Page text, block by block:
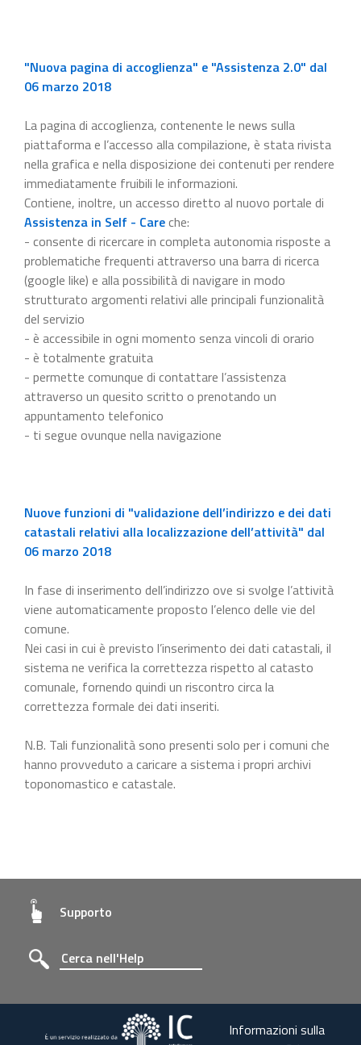
"Nuova pagina di accoglienza" e "Assistenza 2.0" dal
06 marzo 2018
La pagina di accoglienza, contenente le news sulla
piattaforma e l’accesso alla compilazione, è stata rivista
nella grafica e nella disposizione dei contenuti per rendere
immediatamente fruibili le informazioni.
Contiene, inoltre, un accesso diretto al nuovo portale di
Assistenza in Self - Careche:
- consente di ricercare in completa autonomia risposte a
problematiche frequenti attraverso una barra di ricerca
(google like) e alla possibilità di navigare in modo
strutturato argomenti relativi alle principali funzionalità
del servizio
- è accessibile in ogni momento senza vincoli di orario
- è totalmente gratuita
- permette comunque di contattare l’assistenza
attraverso un quesito scritto o prenotando un
appuntamento telefonico
- ti segue ovunque nella navigazione
Nuove funzioni di "validazione dell’indirizzo e dei dati
catastali relativi alla localizzazione dell’attività" dal
06 marzo 2018
In fase di inserimento dell’indirizzo ove si svolge l’attività
viene automaticamente proposto l’elenco delle vie del
comune.
Nei casi in cui è previsto l’inserimento dei dati catastali, il
sistema ne verifica la correttezza rispetto al catasto
comunale, fornendo quindi un riscontro circa la
correttezza formale dei dati inseriti.
N.B. Tali funzionalità sono presenti solo per i comuni che
hanno provveduto a caricare a sistema i propri archivi
toponomastico e catastale.
Supporto
Informazioni sulla